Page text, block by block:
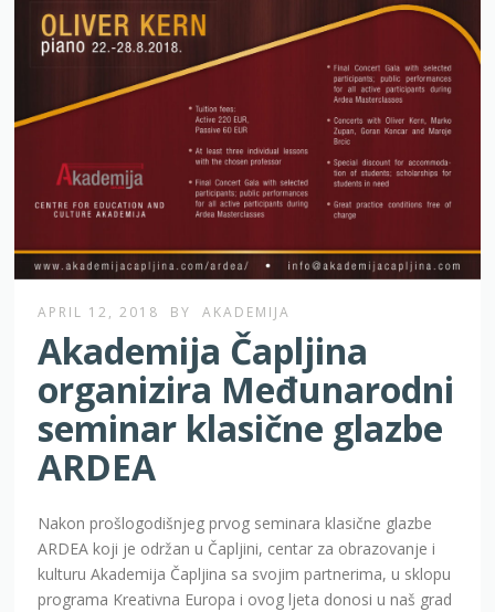
APRIL 12, 2018 BY AKADEMIJA
Akademija Čapljina
organizira Međunarodni
seminar klasične glazbe
ARDEA
Nakon prošlogodišnjeg prvog seminara klasične glazbe
ARDEA koji je održan u Čapljini, centar za obrazovanje i
kulturu Akademija Čapljina sa svojim partnerima, u sklopu
programa Kreativna Europa i ovog ljeta donosi u naš grad